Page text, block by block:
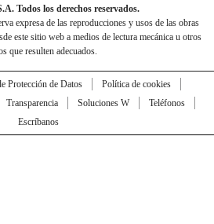
Todos los derechos reservados.
expresa de las reproducciones y usos de las obras
este sitio web a medios de lectura mecánica u otros
que resulten adecuados.
Protección de Datos
Política de cookies
Transparencia Soluciones W
Teléfonos
Escríbanos